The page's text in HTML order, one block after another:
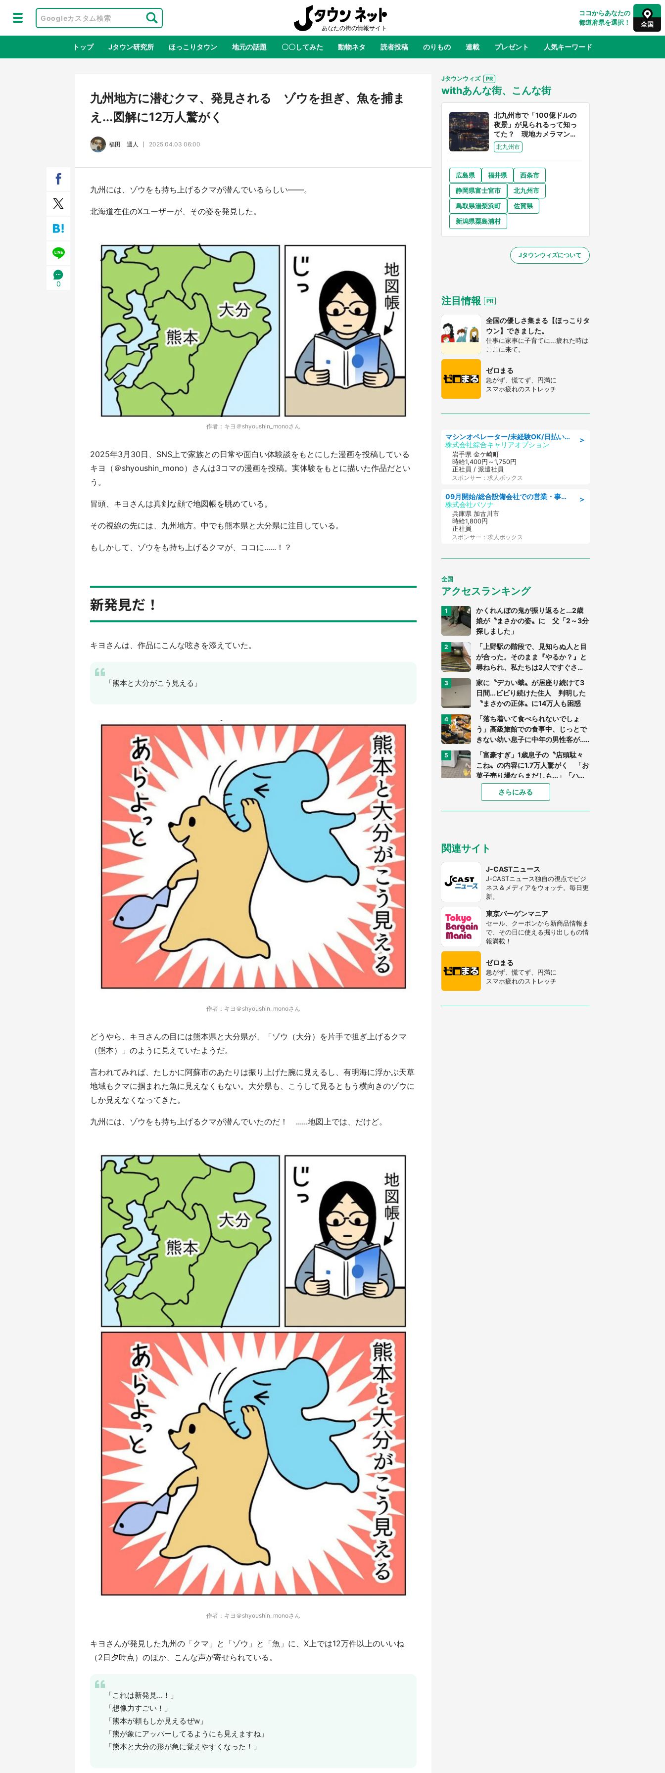
ココからあなたの
都道府県を選択！
全国
全国 全国
東北 青森 岩手 宮城 山形 福島
千葉 東京 神奈川
奈良 和歌山
山口
大分 宮崎
トップ Jタウン研究所 ほっこりタウン 地元の話題 〇〇してみた 動物ネタ 読者投稿 のりもの 連載 プレゼント 人気キーワード
地域×二次元 絶景 あの時はありがとう 物語がはじまる町へ ふるさと納税
服！？ 県公式プロモ動画で「聖地」
に入り込む 六本木ヒルズ展望台でコ
『小林さんちのメイドラゴン』と舞台
のモデル・越谷がコラボ 田んぼアー
トの見頃にあわせて企画続々【7／31
～】
九州地方に潜むクマ、発見される ゾウを担ぎ、魚を捕ま
え...図解に12万人驚がく
福田 週人 2025.04.03 06:00
0
九州には、ゾウをも持ち上げるクマが潜んでいるらしい――。
北海道在住のXユーザーが、その姿を発見した。
作者：キヨ＠shyoushin_monoさん
2025年3月30日、SNS上で家族との日常や面白い体験談をもとにした漫画を投稿している
キヨ（＠shyoushin_mono）さんは3コマの漫画を投稿。実体験をもとに描いた作品だとい
う。
冒頭、キヨさんは真剣な顔で地図帳を眺めている。
その視線の先には、九州地方。中でも熊本県と大分県に注目している。
もしかして、ゾウをも持ち上げるクマが、ココに......！？
新発見だ！
キヨさんは、作品にこんな呟きを添えていた。
「熊本と大分がこう見える」
作者：キヨ＠shyoushin_monoさん
どうやら、キヨさんの目には熊本県と大分県が、「ゾウ（大分）を片手で担ぎ上げるクマ
（熊本）」のように見えていたようだ。
言われてみれば、たしかに阿蘇市のあたりは振り上げた腕に見えるし、有明海に浮かぶ天草
地域もクマに掴まれた魚に見えなくもない。大分県も、こうして見るともう横向きのゾウに
しか見えなくなってきた。
九州には、ゾウをも持ち上げるクマが潜んでいたのだ！ ......地図上では、だけど。
作者：キヨ＠shyoushin_monoさん
キヨさんが発見した九州の「クマ」と「ゾウ」と「魚」に、X上では12万件以上のいいね
（2日夕時点）のほか、こんな声が寄せられている。
「これは新発見...！」
「想像力すごい！」
「熊本が頼もしか見えるぜw」
「熊が象にアッパーしてるようにも見えますね」
「熊本と大分の形が急に覚えやすくなった！」
Jタウンウィズ
withあんな街、こんな街
北九州市で「100億ドルの
夜景」が見られるって知っ
てた？ 現地カメラマンに
聞く、きらめく光を捉える
方法
北九州市
広島県 福井県
西条市
静岡県富士宮市
北九州市
鳥取県湯梨浜町
佐賀県
新潟県粟島浦村
Jタウンウィズについて
注目情報
全国の優しさ集まる【ほっこりタ
ウン】できました。
仕事に家事に子育てに...疲れた時は
ここに来て。
ゼロまる
急がず、慌てず、円満に
スマホ疲れのストレッチ
＞
マシンオペレーター/未経験OK/日払いOK/寮完備/交替制/20・30・40代活躍中
株式会社綜合キャリアオプション
岩手県 金ケ崎町
時給1,400円～1,750円
正社員 / 派遣社員
スポンサー：求人ボックス
＞
09月開始/総合設備会社での営業・事務のお仕事/車通勤可/賞与あり/営業/営業事務
株式会社パソナ
兵庫県 加古川市
時給1,800円
正社員
スポンサー：求人ボックス
全国
アクセスランキング
かくれんぼの鬼が振り返ると...2歳
娘が〝まさかの姿〟に 父「2～3分
探しました」
「上野駅の階段で、見知らぬ人と目
が合った。そのまま『やるか？』と
尋ねられ、私たちは2人ですぐさ
ま...」（茨城県・70代男性）
家に〝デカい蛾〟が居座り続けて3
日間...ビビり続けた住人 判明した
〝まさかの正体〟に14万人も困惑
「落ち着いて食べられないでしょ
う」高級旅館での食事中、じっとで
きない幼い息子に中年の男性客が...
（東京都・40代男性）
「富豪すぎ」1歳息子の〝店頭駄々
こね〟の内容に1.7万人驚がく 「お
菓子売り場ならまだしも...」「ハー
ドル高い」
あまりにも四角すぎる猫、激写され
る 「これもう座布団だろ」「食パ
ンの耳」と1.4万人困惑
とお願いしたら...」 体験談に8万
「ゾワゾワする」「本当に気持ち悪
い」 道端でバグっちゃってた〝野
生の野菜〟に6.5万人戦慄
「○○がない街に住んでいます」住
人の呟きに30万人驚がく 何が存在
しないか、あなたはわかる？
「修学旅行に途中参加する娘を送っ
て行ったら、真っ暗な道で遭難状
態。なんとか見つけた民家に助けを
求めると、住人の男性が...」
さらにみる
関連サイト
J-CASTニュース
J-CASTニュース独自の視点でビジ
ネス＆メディアをウォッチ。毎日更
新。
東京バーゲンマニア
セール、クーポンから新商品情報ま
で、その日に使える掘り出しもの情
報満載！
ゼロまる
急がず、慌てず、円満に
スマホ疲れのストレッチ